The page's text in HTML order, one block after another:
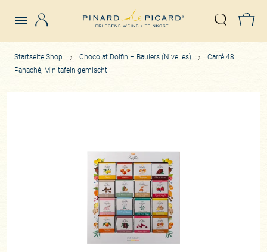
Suche
Startseite Shop Chocolat Dolfin – Baulers (Nivelles)
Carré 48
Panaché, Minitafeln gemischt